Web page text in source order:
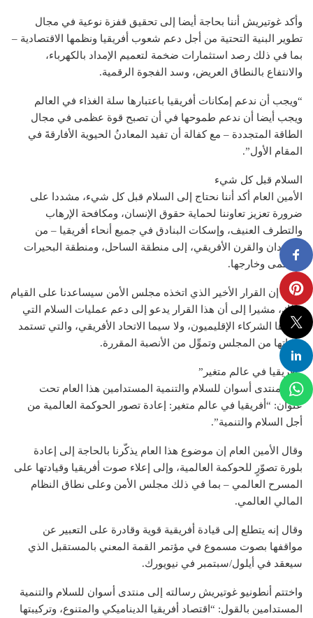
وأكد غوتيريش أننا بحاجة أيضا إلى تحقيق قفزة نوعية في مجال
تطوير البنية التحتية من أجل دعم شعوب أفريقيا ونظمها الاقتصادية –
بما في ذلك رصد استثمارات ضخمة لتعميم الإمداد بالكهرباء،
والانتفاع بالنطاق العريض، وسد الفجوة الرقمية.
“ويجب أن ندعم إمكانات أفريقيا باعتبارها سلة الغذاء في العالم
ويجب أيضا أن ندعم طموحها في أن تصبح قوة عظمى في مجال
الطاقة المتجددة – مع كفالة أن تفيد المعادنُ الحيوية الأفارقةَ في
المقام الأول”.
السلام قبل كل شيء
الأمين العام أكد أننا نحتاج إلى السلام قبل كل شيء، مشددا على
ضرورة تعزيز تعاوننا لحماية حقوق الإنسان، ومكافحة الإرهاب
والتطرف العنيف، وإسكات البنادق في جميع أنحاء أفريقيا – من
السودان والقرن الأفريقي، إلى منطقة الساحل، ومنطقة البحيرات
العظمى وخارجها.
وقال إن القرار الأخير الذي اتخذه مجلس الأمن سيساعدنا على القيام
بذلك، مشيرا إلى أن هذا القرار يدعو إلى دعم عمليات السلام التي
يقودها الشركاء الإقليميون، ولا سيما الاتحاد الأفريقي، والتي تستمد
ولاياتها من المجلس وتموِّل من الأنصبة المقررة.
“أفريقيا في عالم متغير”
يعقد منتدى أسوان للسلام والتنمية المستدامين هذا العام تحت
عنوان: “أفريقيا في عالم متغير: إعادة تصور الحوكمة العالمية من
أجل السلام والتنمية”.
وقال الأمين العام إن موضوع هذا العام يذكّرنا بالحاجة إلى إعادة
بلورة تصوّرٍ للحوكمة العالمية، وإلى إعلاء صوت أفريقيا وقيادتها على
المسرح العالمي – بما في ذلك مجلس الأمن وعلى نطاق النظام
المالي العالمي.
وقال إنه يتطلع إلى قيادة أفريقية قوية وقادرة على التعبير عن
مواقفها بصوت مسموع في مؤتمر القمة المعني بالمستقبل الذي
سيعقد في أيلول/سبتمبر في نيويورك.
واختتم أنطونيو غوتيريش رسالته إلى منتدى أسوان للسلام والتنمية
المستدامين بالقول: “اقتصاد أفريقيا الديناميكي والمتنوع، وتركيبتها